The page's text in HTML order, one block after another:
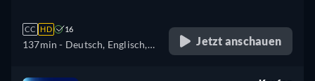
CC HD 16
137min - Deutsch, Englisch,
Italienisch, Polnisch
Jetzt anschauen